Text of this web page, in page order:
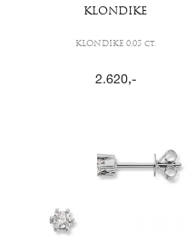
KLONDIKE
KLONDIKE 0,05 ct.
2.620,-